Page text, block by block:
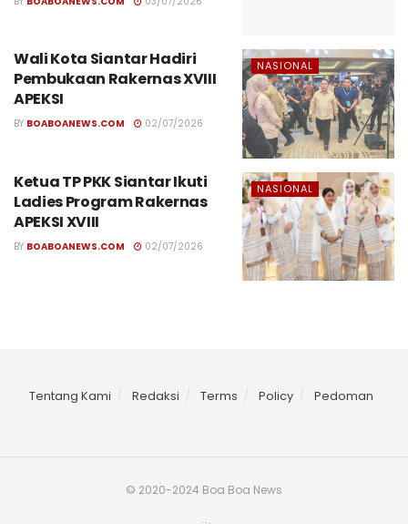
NASIONAL
Wali Kota Siantar Hadiri
Pembukaan Rakernas XVIII
APEKSI
BY BOABOANEWS.COM 02/07/2026
NASIONAL
Ketua TP PKK Siantar Ikuti
Ladies Program Rakernas
APEKSI XVIII
BY BOABOANEWS.COM 02/07/2026
Tentang Kami Redaksi Terms Policy Pedoman
© 2020-2024 Boa Boa News